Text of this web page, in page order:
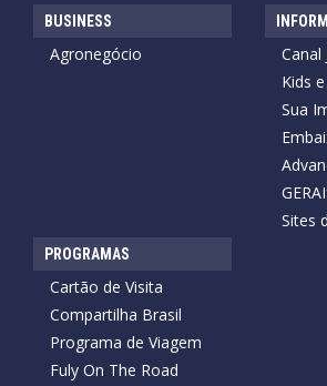
BUSINESS
Agronegócio
Canal
Kids
Sua
Sites
PROGRAMAS
Cartão de Visita
Compartilha Brasil
Programa de Viagem
Fuly On The Road